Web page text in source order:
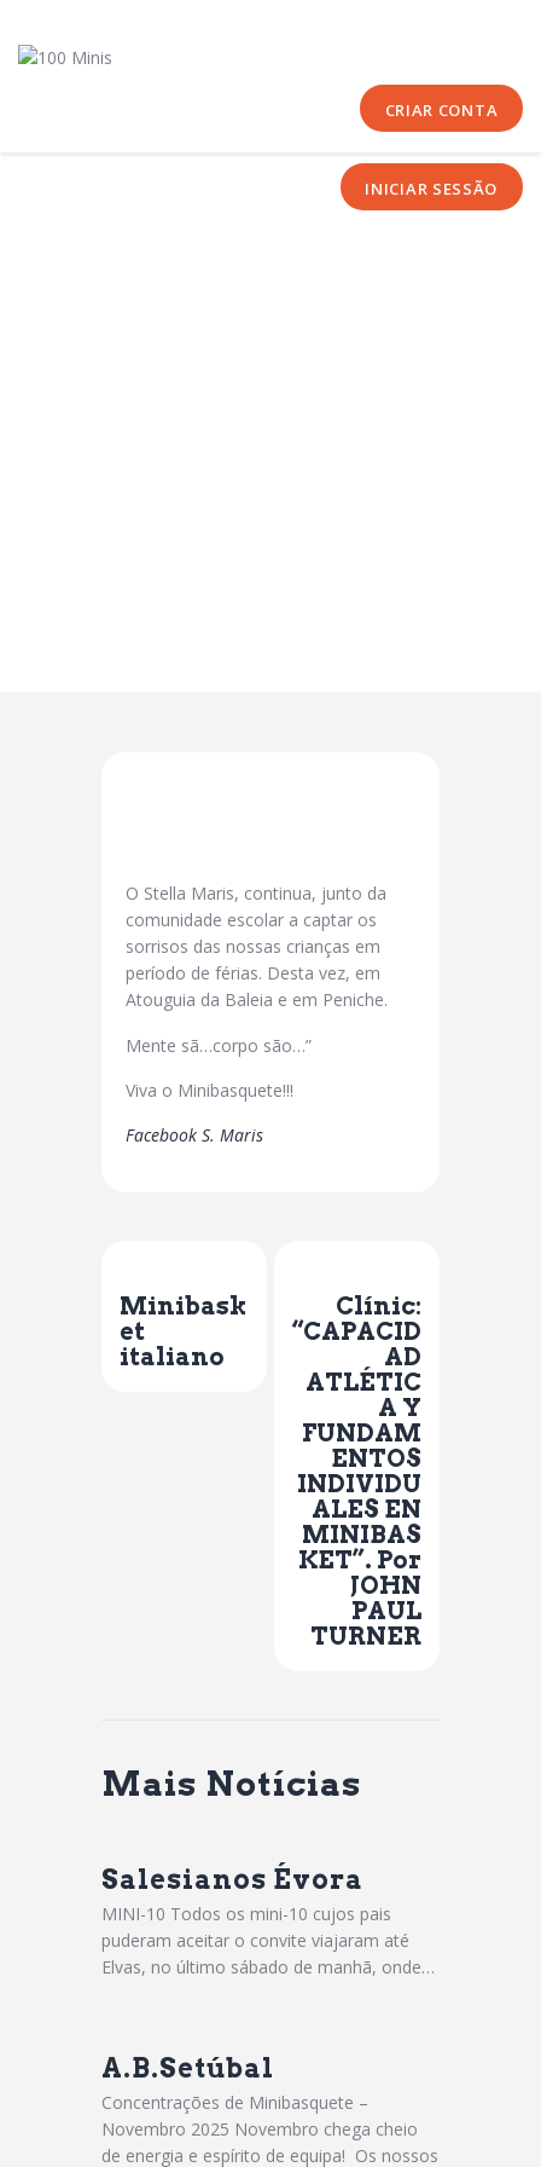
CRIAR CONTA
INICIAR SESSÃO
Sobre Nós
O Stella Maris, continua, junto da
comunidade escolar a captar os
sorrisos das nossas crianças em
período de férias. Desta vez, em
Atouguia da Baleia e em Peniche.
Mente sã…corpo são…”
Viva o Minibasquete!!!
Facebook S. Maris
Minibask
et
italiano
Clínic:
“CAPACID
AD
ATLÉTIC
A Y
FUNDAM
ENTOS
INDIVIDU
ALES EN
MINIBAS
KET”. Por
JOHN
PAUL
TURNER
Mais Notícias
Salesianos Évora
MINI-10 Todos os mini-10 cujos pais
puderam aceitar o convite viajaram até
Elvas, no último sábado de manhã, onde…
A.B.Setúbal
Concentrações de Minibasquete –
Novembro 2025 Novembro chega cheio
de energia e espírito de equipa! Os nossos